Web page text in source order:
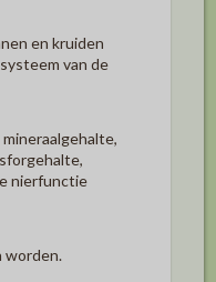
en kruiden
van de
nierfunctie
worden.